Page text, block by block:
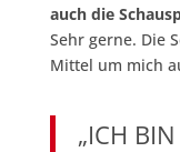
auch die
Sehr gerne. Die
Mittel um mich
„ICH